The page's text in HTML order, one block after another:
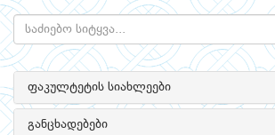
ფაკულტეტის სიახლეები
განცხადებები